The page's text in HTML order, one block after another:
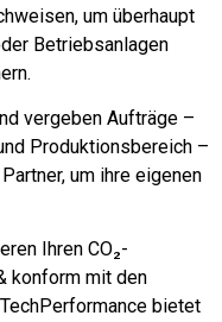
um überhaupt
Betriebsanlagen
vergeben Aufträge –
Produktionsbereich –
um ihre eigenen
Ihren CO₂-
konform mit den
bietet